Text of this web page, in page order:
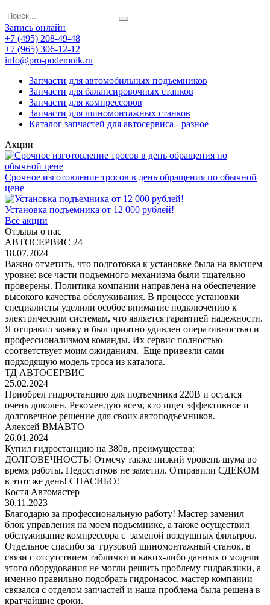
Запись онлайн
+7 (495) 208-49-48
+7 (965) 306-12-12
info@pro-podemnik.ru
Запчасти для автомобильных подъемников
Запчасти для балансировочных станков
Запчасти для компрессоров
Запчасти для шиномонтажных станков
Каталог запчастей для автосервиса - разное
Акции
Срочное изготовление тросов в день обращения по обычной
цене
Установка подъемника от 12 000 рублей!
Все акции
Отзывы о нас
АВТОСЕРВИС 24
18.07.2024
Важно отметить, что подготовка к установке была на высшем
уровне: все части подъемного механизма были тщательно
проверены. Политика компании направлена на обеспечение
высокого качества обслуживания. В процессе установки
специалисты уделили особое внимание подключению к
электрическим системам, что является гарантией надежности.
Я отправил заявку и был приятно удивлен оперативностью и
профессионализмом команды. Их сервис полностью
соответствует моим ожиданиям. Еще привезли сами
подходящую модель троса из каталога.
ТД АВТОСЕРВИС
25.02.2024
Приобрел гидростанцию для подъемника 220В и остался
очень доволен. Рекомендую всем, кто ищет эффективное и
долговечное решение для своих автоподъемников.
Алексей ВМАВТО
26.01.2024
Купил гидростанцию на 380в, преимущества:
ДОЛГОВЕЧНОСТЬ! Отмечу также низкий уровень шума во
время работы. Недостатков не заметил. Отправили СДЕКОМ
в этот же день! СПАСИБО!
Костя Автомастер
30.11.2023
Благодарю за профессиональную работу! Мастер заменил
блок управления на моем подъемнике, а также осуществил
обслуживание компрессора с заменой воздушных фильтров.
Отдельное спасибо за грузовой шиномонтажный станок, в
связи с отсутствием таблички и каких-либо данных о модели
этого оборудования не могли решить проблему гидравлики, а
именно правильно подобрать гидронасос, мастер компании
связался с отделом запчастей и наша проблема была решена в
кратчайшие сроки.